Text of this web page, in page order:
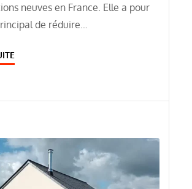
neuves en France. Elle a pour
de réduire…